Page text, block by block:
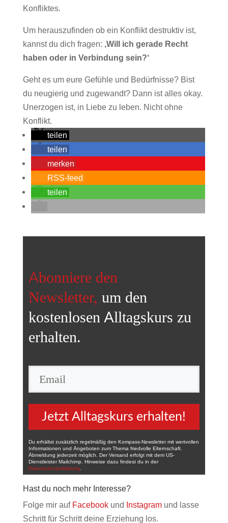
Konfliktes.
Um herauszufinden ob ein Konflikt destruktiv ist,
kannst du dich fragen: ‚Will ich gerade Recht
haben oder in Verbindung sein?‘
Geht es um eure Gefühle und Bedürfnisse? Bist
du neugierig und zugewandt? Dann ist alles okay.
Unerzogen ist, in Liebe zu leben. Nicht ohne
Konflikt.
teilen
teilen
merken
RSS-feed
teilen
Abonniere den
Newsletter, um den
kostenlosen Alltagskurs zu
erhalten.
Jetzt Alltagskurs erhalten!
Du erhältst zusätzlich regelmäßig den Kompass-Newsletter mit wertvollen
Informationen und Angeboten zum Thema friedvolle Elternschaft.
Abmeldung jederzeit möglich. Der Versand erfolgt mit dem US-
Dienstleister Mailchimp. Hinweise dazu findest du in der
Datenschutzerklärung
Hast du noch mehr Interesse?
Folge mir auf Facebookund Instagramund lasse
Schritt für Schritt deine Erziehung los.